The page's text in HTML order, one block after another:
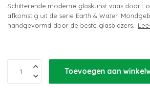
Schitterende moderne glaskunst vaas door
afkomstig uit de serie Earth & Water.
handgevormd door de beste glasblazers..
Toevoegen aan